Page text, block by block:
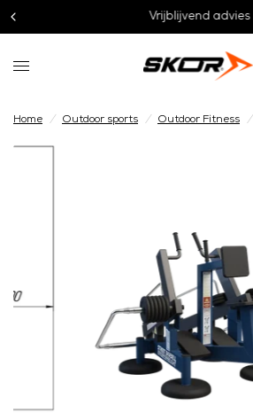
Vrijblijvend advies
Home / Outdoor sports / Outdoor Fitness /